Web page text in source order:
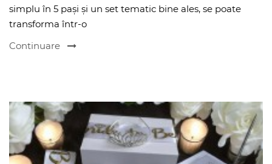
simplu în 5 pași și un set tematic bine ales, se poate
transforma într-o
Continuare